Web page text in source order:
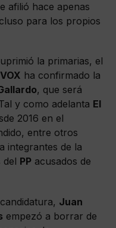
afilió hace apenas
para los propios
la primarias, el
ha confirmado la
, que será
y como adelanta El
2016 en el
entre otros
integrantes de la
del PP acusados de
Juan
empezó a borrar de